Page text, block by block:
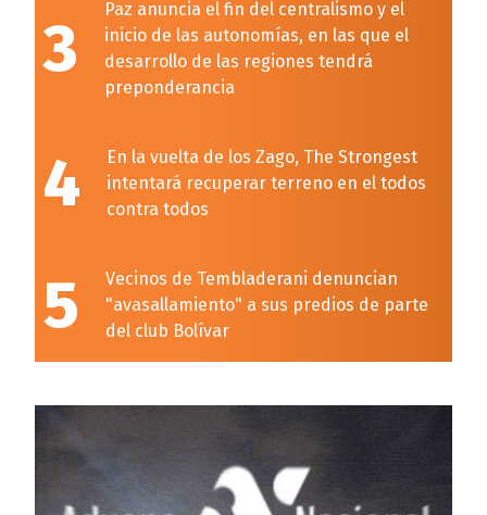
3
Paz anuncia el fin del centralismo y el
inicio de las autonomías, en las que el
desarrollo de las regiones tendrá
preponderancia
4
En la vuelta de los Zago, The Strongest
intentará recuperar terreno en el todos
contra todos
5
Vecinos de Tembladerani denuncian
"avasallamiento" a sus predios de parte
del club Bolívar